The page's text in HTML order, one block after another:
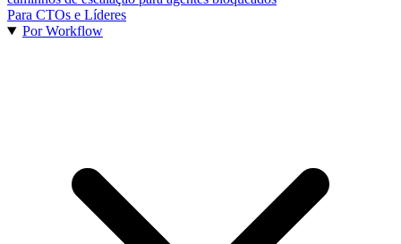
Para CTOs e Líderes
Por Workflow